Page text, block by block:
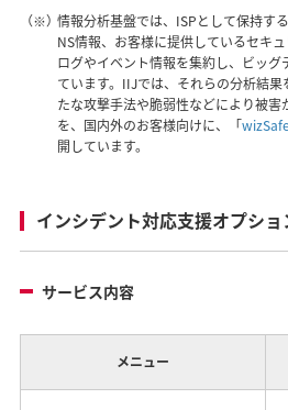
（※）情報分析基盤では、ISPとして保持す
NS情報、お客様に提供しているセキ
ログやイベント情報を集約し、ビッ
ています。IIJでは、それらの分析結
たな攻撃手法や脆弱性などにより被
を、国内外のお客様向けに、「
開しています。
インシデント対応支援オプシ
サービス内容
メニュー